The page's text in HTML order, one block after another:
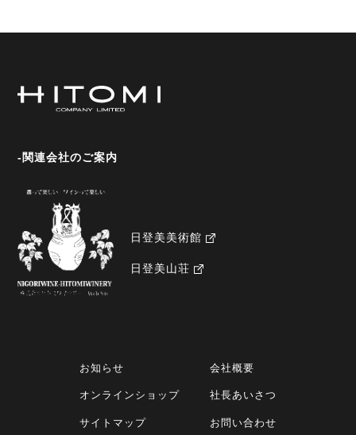
-関連会社のご案内
日登美美術館
日登美山荘
お知らせ
オンラインショップ
サイトマップ
会社概要
社長あいさつ
お問い合わせ